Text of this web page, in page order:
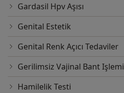
Gardasil Hpv Aşısı
Genital Estetik
Genital Renk Açıcı Tedaviler
Gerilimsiz Vajinal Bant Işlemi
Hamilelik Testi